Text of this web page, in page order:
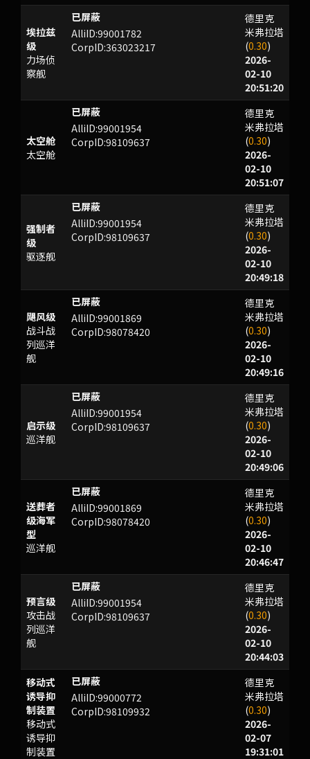
埃拉兹
级
力场侦
察舰
WXYU
AlliID:99001782
CorpID:363023217
德里克
米弗拉塔
(0.30)
2026-
02-10
20:51:20
太空舱
太空舱
l1:>Fvr9F?xM53hve{oc
AlliID:99001954
CorpID:98109637
德里克
米弗拉塔
(0.30)
2026-
02-10
20:51:07
强制者
级
驱逐舰
l1:>Fvr9F?xM53hve{oc
AlliID:99001954
CorpID:98109637
德里克
米弗拉塔
(0.30)
2026-
02-10
20:49:18
飓风级
战斗战
列巡洋
舰
RAAYXZ
AlliID:99001869
CorpID:98078420
德里克
米弗拉塔
(0.30)
2026-
02-10
20:49:16
启示级
巡洋舰
PCC
AlliID:99001954
CorpID:98109637
德里克
米弗拉塔
(0.30)
2026-
02-10
20:49:06
送葬者
级海军
型
巡洋舰
YFHNVWA
AlliID:99001869
CorpID:98078420
德里克
米弗拉塔
(0.30)
2026-
02-10
20:46:47
预言级
攻击战
列巡洋
舰
JOPSH
AlliID:99001954
CorpID:98109637
德里克
米弗拉塔
(0.30)
2026-
02-10
20:44:03
移动式
诱导抑
制装置
移动式
诱导抑
制装置
VCQ
AlliID:99000772
CorpID:98109932
德里克
米弗拉塔
(0.30)
2026-
02-07
19:31:01